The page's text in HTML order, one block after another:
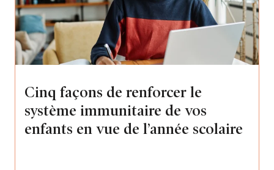
Cinq façons de renforcer le
système immunitaire de vos
enfants en vue de l’année scolaire